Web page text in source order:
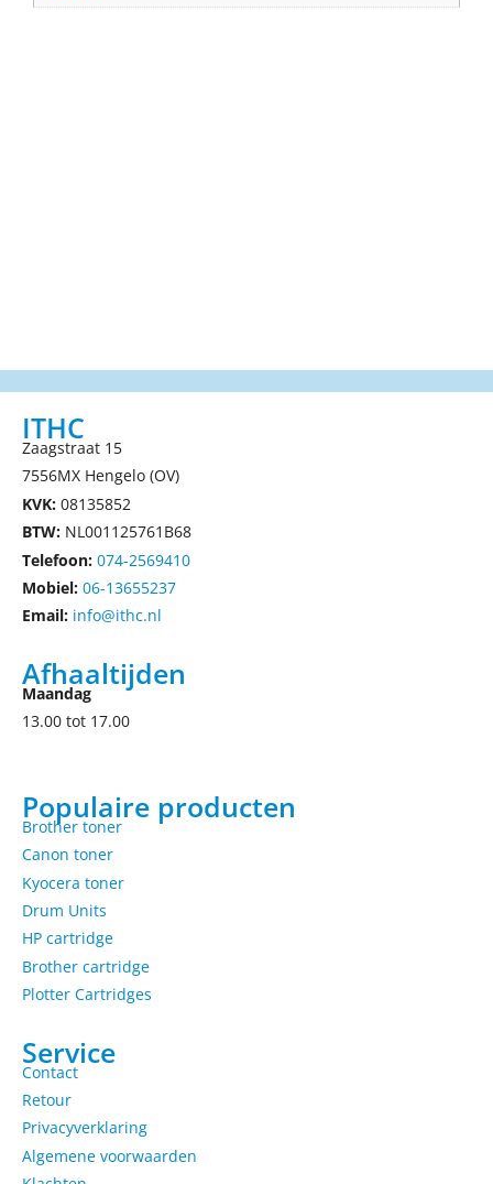
ITHC
Zaagstraat 15
7556MX Hengelo (OV)
KVK: 08135852
BTW: NL001125761B68
Telefoon: 074-2569410
Mobiel: 06-13655237
Email: info@ithc.nl
Afhaaltijden
Maandag
13.00 tot 17.00
Populaire producten
Brother toner
Canon toner
Kyocera toner
Drum Units
HP cartridge
Brother cartridge
Plotter Cartridges
Service
Contact
Retour
Privacyverklaring
Algemene voorwaarden